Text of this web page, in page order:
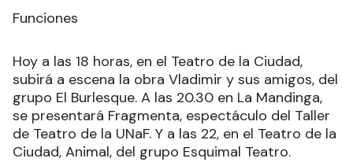
Funciones
Hoy a las 18 horas, en el Teatro de la Ciudad,
subirá a escena la obra Vladimir y sus amigos, del
grupo El Burlesque. A las 20.30 en La Mandinga,
se presentará Fragmenta, espectáculo del Taller
de Teatro de la UNaF. Y a las 22, en el Teatro de la
Ciudad, Animal, del grupo Esquimal Teatro.